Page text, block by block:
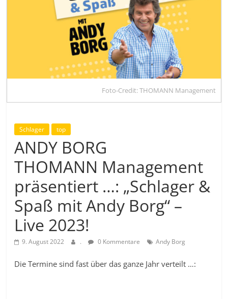
Foto-Credit: THOMANN Management
Schlager top
ANDY BORG
THOMANN Management
präsentiert …: „Schlager &
Spaß mit Andy Borg“ –
Live 2023!
9. August 2022 . 0 Kommentare Andy Borg
Die Termine sind fast über das ganze Jahr verteilt …: